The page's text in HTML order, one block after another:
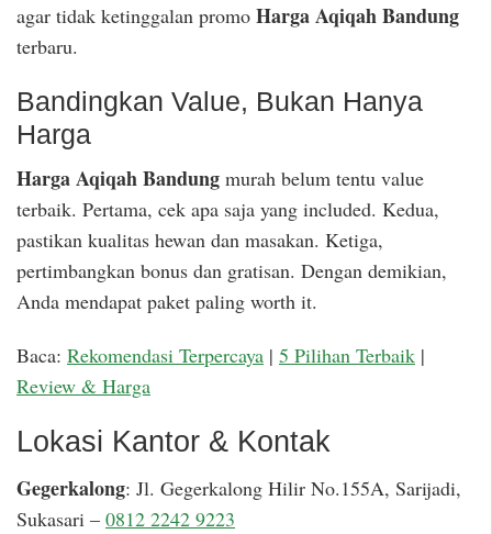
agar tidak ketinggalan promo Harga Aqiqah Bandung
terbaru.
Bandingkan Value, Bukan Hanya
Harga
Harga Aqiqah Bandung murah belum tentu value
terbaik. Pertama, cek apa saja yang included. Kedua,
pastikan kualitas hewan dan masakan. Ketiga,
pertimbangkan bonus dan gratisan. Dengan demikian,
Anda mendapat paket paling worth it.
Baca: Rekomendasi Terpercaya | 5 Pilihan Terbaik |
Review & Harga
Lokasi Kantor & Kontak
Gegerkalong: Jl. Gegerkalong Hilir No.155A, Sarijadi,
Sukasari – 0812 2242 9223